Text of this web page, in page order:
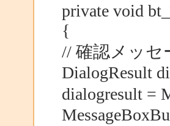
private void
{
// 確認メッセ
DialogResult
dialogresult =